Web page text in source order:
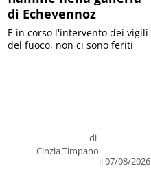
di Echevennoz
di
Cinzia Timpano
il 07/08/2026
E in corso l'intervento dei vigili
del fuoco, non ci sono feriti